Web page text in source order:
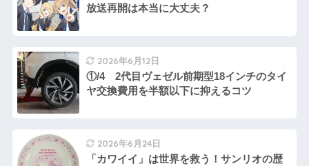
放送再開は本当に大丈夫？
2026年6月12日
①/4 2代目ヴェゼル前期型18インチのタイ
ヤ交換費用を半額以下に抑えるコツ
2026年6月24日
「カワイイ」は世界を救う！サンリオの歴